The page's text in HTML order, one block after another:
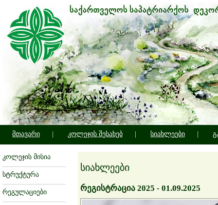
მთავარი კოლეჯის შესახებ სიახლეები
კოლეჯის მისია
სტრუქტურა
რეგულაციები
სიახლეები
რეგისტრაცია 2025 - 01.09.2025